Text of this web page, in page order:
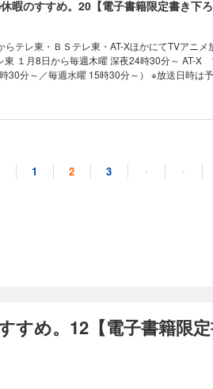
したり、囮を使った依頼に参加したり、 劇団
思いがけない出来事が目白押し！ 癒し系異世界
暇のすすめ。20【電子書籍限定書き下ろ
らテレ東・ＢＳテレ東・AT-XほかにてTVアニ
分～／毎週水曜 15時30分～） ※放送日時は予告な
しむリゼルたち。迷宮で久々にあの姿になっ
らテレ東・ＢＳテレ東・AT-XほかにてTVアニ
30分～／毎週水曜 15時30分～） ※放送日時は予告
ルスを満喫中。絵画だらけの迷宮“美術館迷路”
ゼルが務めたり、巨大樹の魔物と戦ったりと、
1 2 3 ・ ・
すめ。12【電子書籍限